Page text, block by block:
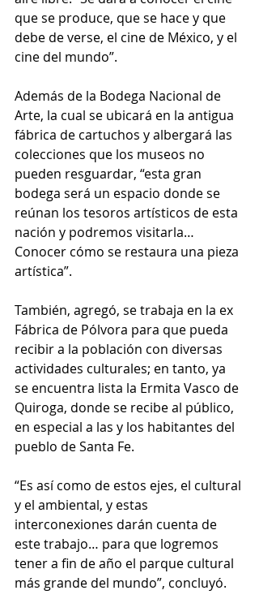
que se produce, que se hace y que
debe de verse, el cine de México, y el
cine del mundo”.
Además de la Bodega Nacional de
Arte, la cual se ubicará en la antigua
fábrica de cartuchos y albergará las
colecciones que los museos no
pueden resguardar, “esta gran
bodega será un espacio donde se
reúnan los tesoros artísticos de esta
nación y podremos visitarla…
Conocer cómo se restaura una pieza
artística”.
También, agregó, se trabaja en la ex
Fábrica de Pólvora para que pueda
recibir a la población con diversas
actividades culturales; en tanto, ya
se encuentra lista la Ermita Vasco de
Quiroga, donde se recibe al público,
en especial a las y los habitantes del
pueblo de Santa Fe.
“Es así como de estos ejes, el cultural
y el ambiental, y estas
interconexiones darán cuenta de
este trabajo… para que logremos
tener a fin de año el parque cultural
más grande del mundo”, concluyó.